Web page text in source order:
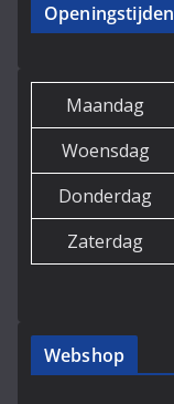
Openingstijden
Maandag
Woensdag
Donderdag
Zaterdag
Webshop